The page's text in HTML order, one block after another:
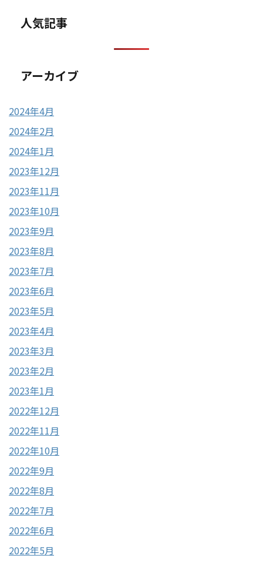
人気記事
アーカイブ
2024年4月
2024年2月
2024年1月
2023年12月
2023年11月
2023年10月
2023年9月
2023年8月
2023年7月
2023年6月
2023年5月
2023年4月
2023年3月
2023年2月
2023年1月
2022年12月
2022年11月
2022年10月
2022年9月
2022年8月
2022年7月
2022年6月
2022年5月